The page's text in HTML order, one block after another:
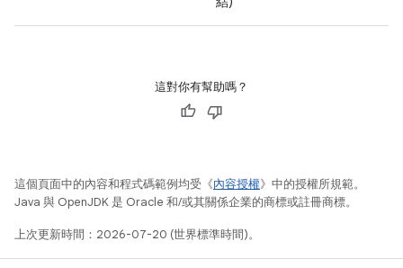
這對你有幫助嗎？
這個頁面中的內容和程式碼範例均受《內容授權》中的授權所規範。
Java 與 OpenJDK 是 Oracle 和/或其關係企業的商標或註冊商標。
上次更新時間：2026-07-20 (世界標準時間)。